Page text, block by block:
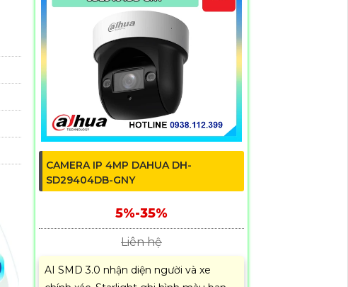
CAMERA IP 4MP DAHUA DH-
SD29404DB-GNY
5%-35%
Liên hệ
AI SMD 3.0 nhận diện người và xe